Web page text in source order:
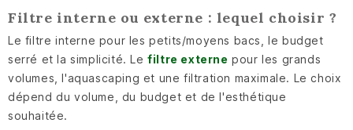
Filtre interne ou externe : lequel choisir ?
Le filtre interne pour les petits/moyens bacs, le budget
serré et la simplicité. Lefiltre externe pour les grands
volumes, l'aquascaping et une filtration maximale. Le choix
dépend du volume, du budget et de l'esthétique
souhaitée.